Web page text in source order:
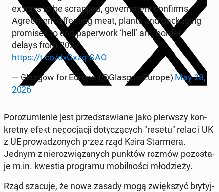
exports to be scrap­ped, go­vern­ment con­firms
Agre­ement af­fec­ting meat, plants and pac­ka­ging
pro­mi­ses to end pa­per­work ‘hell’ and border
delays from 2027
https://t.co/dxCxzqt­SAO
— Glasgow for Europe (@Glas­go­wEu­ro­pe) May 28,
2026
Po­ro­zu­mie­nie jest przed­sta­wia­ne jako pierw­szy kon­
kret­ny efekt ne­go­cja­cji do­ty­czą­cych "resetu" relacji UK
z UE pro­wa­dzo­nych przez rząd Keira Star­me­ra.
Jednym z nie­roz­wią­za­nych punktów rozmów po­zo­sta­
je m.in. kwestia pro­gra­mu mo­bil­no­ści mło­dzie­ży.
Rząd szacuje, że nowe zasady mogą zwięk­szyć bry­tyj­